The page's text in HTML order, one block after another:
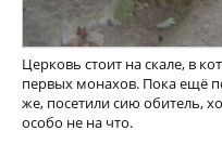
Церковь стоит на скале, в
первых монахов. Пока ещё
же, посетили сию обитель,
особо не на что.